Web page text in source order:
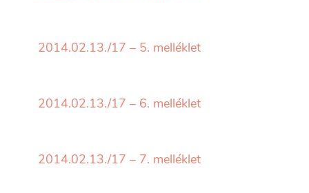
2014.02.13./17 – 5. melléklet
2014.02.13./17 – 6. melléklet
2014.02.13./17 – 7. melléklet